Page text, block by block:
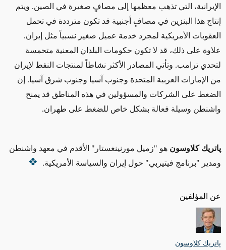
عن المؤلفين
پاتريك كلاوسون
الإيرانية، التي تذهب معظمها إلى مصافٍ صغيرة في الصين. ويتم
إنتاج هذا البنزين في مصافٍ أجنبية قد تكون مترددة في تحمل
العقوبات الأمريكية لمجرد خدمة عميل صغير نسبياً مثل إيران.
علاوة على ذلك، قد لا تكون حكومات البلدان المعنية متحمسة
لتحدي ترامب. وتأتي المصادر الأكثر نشاطاً لمنتجات النفط لإيران
من الإمارات العربية المتحدة وجنوب آسيا وجنوب شرق آسيا. إن
الضغط على الشركات والمسؤولين في هذه المناطق قد يمنح
واشنطن وسيلة فعالة بشكل خاص للضغط على طهران.
پاتريك كلاوسون هو "زميل مورنينغستار" الأقدم في معهد واشنطن
ومدير "برنامج فيتيربي" حول إيران والسياسة الأمريكية.